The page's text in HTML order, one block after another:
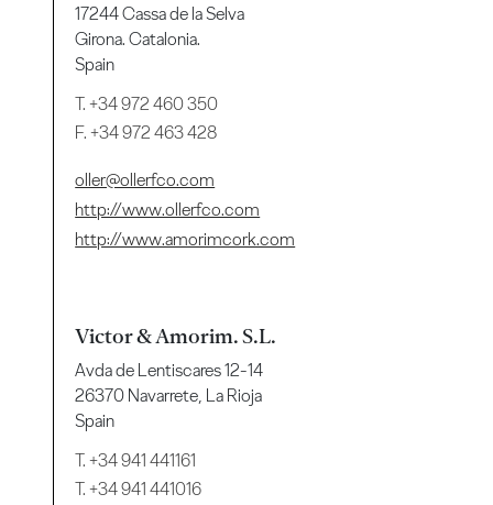
17244 Cassa de la Selva
Girona. Catalonia.
Spain
T.+34 972 460 350
F. +34 972 463 428
oller@ollerfco.com
http://www.ollerfco.com
http://www.amorimcork.com
Victor & Amorim. S.L.
Avda de Lentiscares 12-14
26370 Navarrete, La Rioja
Spain
T.+34 941 441161
T.+34 941 441016